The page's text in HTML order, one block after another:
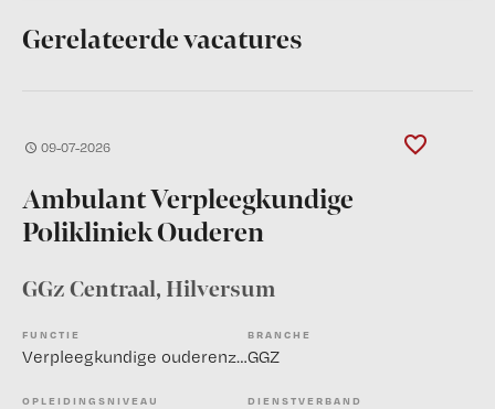
Gerelateerde vacatures
09-07-2026
Ambulant Verpleegkundige
Polikliniek Ouderen
GGz Centraal, Hilversum
FUNCTIE
Verpleegkundige ouderenzorg
BRANCHE
GGZ
OPLEIDINGSNIVEAU DIENSTVERBAND